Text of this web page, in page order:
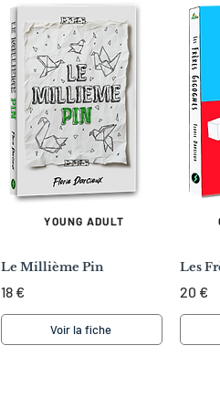
YOUNG ADULT
Le Millième Pin
18 €
Voir la fiche
Les
20 €